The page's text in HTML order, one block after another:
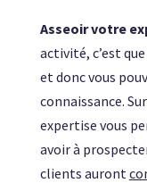
Asseoir votre
activité, c’est
et donc vous
connaissance.
expertise vous
avoir à
clients auront